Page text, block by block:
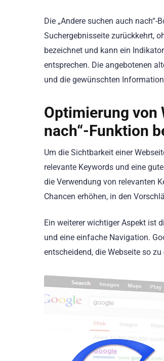
Die „Andere suchen auch
Suchergebnisseite zurückkehrt,
bezeichnet und kann ein
entsprechen. Die angebotenen
und die gewünschten
Optimierung von
nach“-Funktion
Um die Sichtbarkeit einer
relevante Keywords und eine
die Verwendung von relevanten
Chancen erhöhen, in den
Ein weiterer wichtiger Aspekt ist
und eine einfache Navigation.
entscheidend, die Webseite so